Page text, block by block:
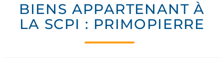
BIENS APPARTENANT À
LA SCPI : PRIMOPIERRE